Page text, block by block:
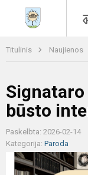
Titulinis Naujienos
būsto
Paskelbta: 2026-02-14
Kategorija: Paroda